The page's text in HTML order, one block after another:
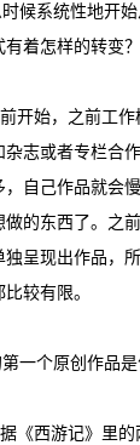
候系统性地开始
着怎样的转变？
开始，之前工
杂志或者专栏合
，自己作品就会
做的东西了。之
呈现出作品，
较有限。
一个原创作品是
《西游记》里